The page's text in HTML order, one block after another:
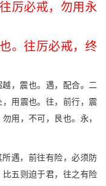
厉必戒，勿用永
。往厉必戒，终
越，震也。遇，配合。二
用震也。往，前行，震
用，不可，艮也。永，
所遇，前往有险，必须防
五则迫于君，往之有险